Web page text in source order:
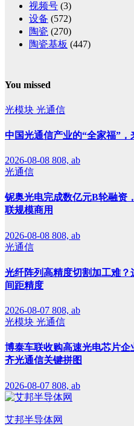
视频号 (3)
设备 (572)
陶瓷 (270)
陶瓷基板 (447)
You missed
光模块 光通信
中国光通信产业的“全家福”
2026-08-08 808, ab
光通信
铌奥光电完成数亿元B轮融资
联规模商用
2026-08-08 808, ab
光通信
光纤阵列高精度切割加工难
间距精度
2026-08-07 808, ab
光模块 光通信
博泰车联收购高速光电芯片
齐光通信关键拼图
2026-08-07 808, ab
艾邦半导体网